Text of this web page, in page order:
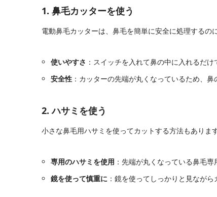
1. 鼻毛カッターを使う
電動鼻毛カッターは、鼻毛を簡単に安全に処理するの
使いやすさ ：スイッチを入れて鼻の中に入れるだけ
安全性 ：カッターの先端が丸くなっているため、
2. ハサミを使う
小さな鼻毛用ハサミを使ってカットする方法もありま
専用のハサミを使用 ：先端が丸くなっている鼻毛
鏡を使って慎重に ：鏡を使ってしっかりと見ながら